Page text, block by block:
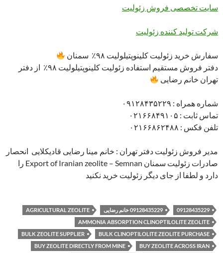
سایت تخصصی فروش زئولیت
شرکت تولید کننده زئولیت
سفارش خرید زئولیت کلینوپتیلولیت ۹۸٪ سمنان
دفتر فروش مستقیم استفاده زئولیت کلینوپتیلولیت ۹۸٪ از دفتر
تهران خانم رضایی
شماره همراه : ۰۹۱۲۸۴۳۵۲۲۹
تماس ثابت : ۰۲۱۶۶۸۴۹۱۰۵
تلفن فکس : ۰۲۱۶۶۸۶۲۴۸۸
مدیر فروش زئولیت دفتر تهران : خانم مینا رضایی قادیکلایی انحصار
صادرات زئولیت سمنان Export of Iranian zeolite – Semnan را
دارد و لطفا از جای دیگر زئولیت خرید نکنید
09128435229 09128435229 خانم رضایی
AGRICULTURAL ZEOLITE
AMMONIA ABSORPTION CLINOPTILOLITE ZEOLITE
BULK CLINOPTILOLITE ZEOLITE PURCHASE
BULK ZEOLITE SUPPLIER
BUY ZEOLITE ACROSS IRAN
BUY ZEOLITE DIRECTLY FROM MINE